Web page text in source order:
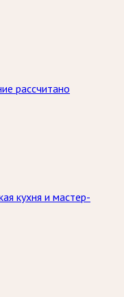
рассчитано
кухня и мастер-